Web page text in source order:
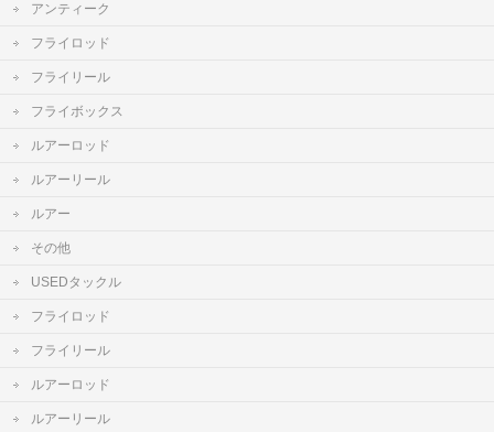
アンティーク
フライロッド
フライリール
フライボックス
ルアーロッド
ルアーリール
ルアー
その他
USEDタックル
フライロッド
フライリール
ルアーロッド
ルアーリール